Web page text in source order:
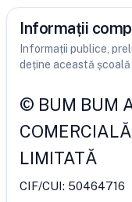
Informații
Informații publice,
deține această
© BUM BUM
LIMITATĂ
CIF/CUI: 50464716